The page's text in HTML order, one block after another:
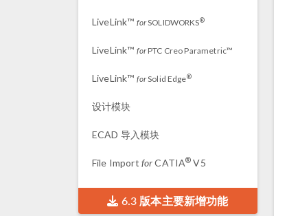
LiveLink™ forSOLIDWORKS®
LiveLink™ forPTC Creo Parametric™
LiveLink™ forSolid Edge®
设计模块
ECAD 导入模块
File Import forCATIA® V5
6.3 版本主要新增功能